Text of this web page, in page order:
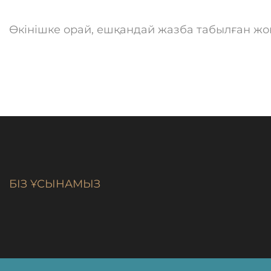
Өкінішке орай, ешқандай жазба табылған
БІЗ ҰСЫНАМЫЗ